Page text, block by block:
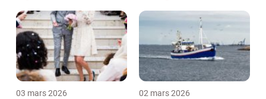
03 mars 2026 02 mars 2026